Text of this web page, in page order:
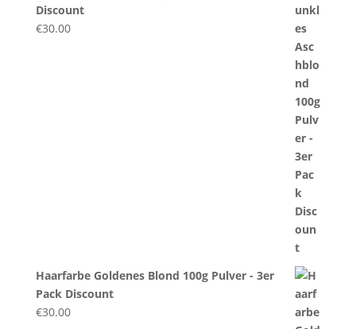
Discount
€30.00
Haarfarbe Goldenes Blond 100g Pulver - 3er
Pack Discount
€30.00